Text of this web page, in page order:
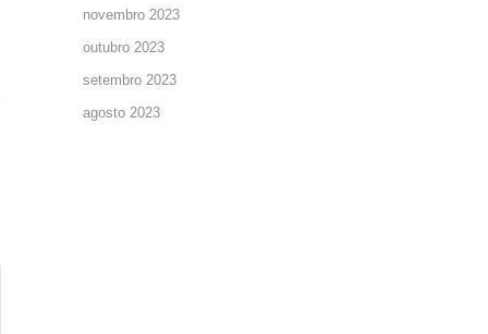
novembro 2023
outubro 2023
setembro 2023
agosto 2023